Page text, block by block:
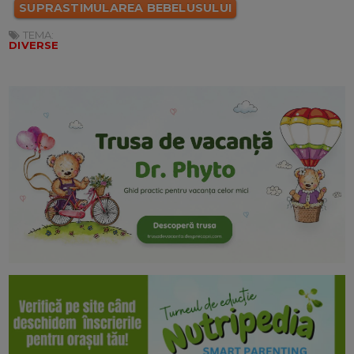
SUPRASTIMULAREA BEBELUSULUI
TEMA:
DIVERSE